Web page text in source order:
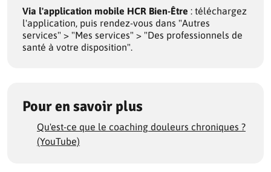
Via l'application mobile HCR Bien-Être : téléchargez
l'application, puis rendez-vous dans "Autres
services" > "Mes services" > "Des professionnels de
santé à votre disposition".
Pour en savoir plus
Qu'est-ce que le coaching douleurs chroniques ?
(YouTube)